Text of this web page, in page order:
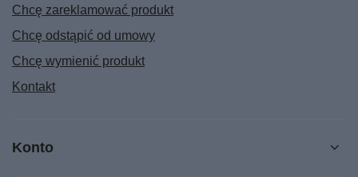
Chcę zareklamować produkt
Chcę odstąpić od umowy
Chcę wymienić produkt
Kontakt
Konto